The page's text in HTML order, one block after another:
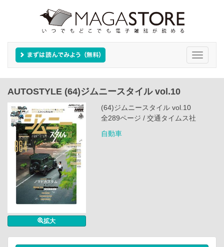
Toggle
AUTOSTYLE (64)ジムニースタイル vol.10
拡大
(64)ジムニースタイル vol.10
全289ページ / 交通タイムス社
自動車